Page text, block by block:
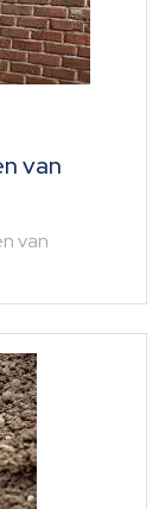
van
van